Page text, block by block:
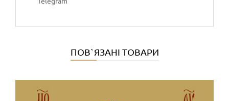
ПОВ`ЯЗАНІ ТОВАРИ